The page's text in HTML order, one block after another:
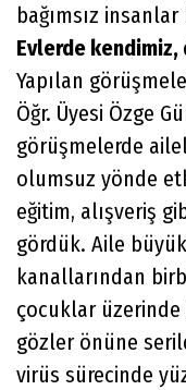
bağımsız
Evlerde kendimiz,
Yapılan
Öğr. Üyesi Özge
görüşmelerde
olumsuz yönde
eğitim, alışveriş
gördük. Aile
kanallarından
çocuklar üzerinde
gözler önüne
virüs sürecinde